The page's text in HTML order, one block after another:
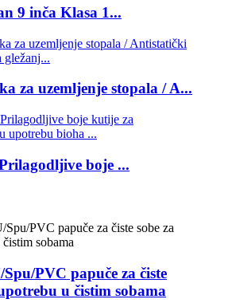
9 inča Klasa 1...
za uzemljenje stopala / A...
boje ...
PVC papuče za čiste
u čistim sobama